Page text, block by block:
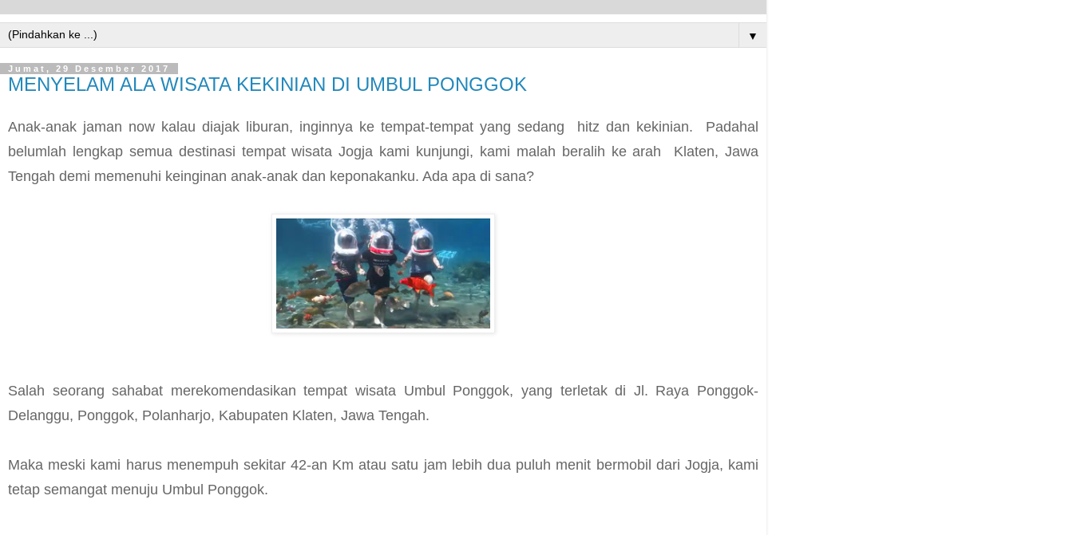
▼
Jumat, 29 Desember 2017
MENYELAM ALA WISATA KEKINIAN DI UMBUL PONGGOK
Anak-anak jaman now kalau diajak liburan, inginnya ke tempat-tempat yang sedang hitz dan kekinian. Padahal
belumlah lengkap semua destinasi tempat wisata Jogja kami kunjungi, kami malah beralih ke arah Klaten, Jawa
Tengah demi memenuhi keinginan anak-anak dan keponakanku. Ada apa di sana?
Salah seorang sahabat merekomendasikan tempat wisata Umbul Ponggok, yang terletak di Jl. Raya Ponggok-
Delanggu, Ponggok, Polanharjo, Kabupaten Klaten, Jawa Tengah.
Maka meski kami harus menempuh sekitar 42-an Km atau satu jam lebih dua puluh menit bermobil dari Jogja, kami
tetap semangat menuju Umbul Ponggok.